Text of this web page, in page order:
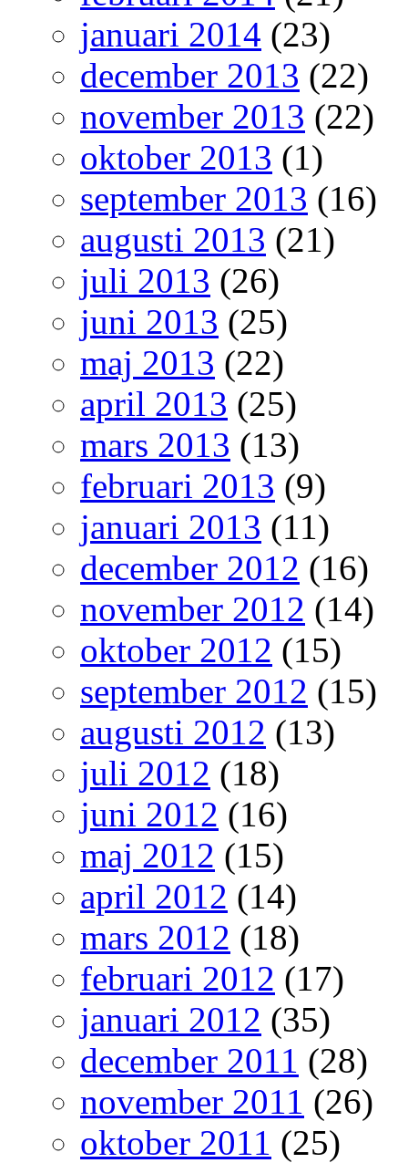
januari 2014 (23)
december 2013 (22)
november 2013 (22)
oktober 2013 (1)
september 2013 (16)
augusti 2013 (21)
juli 2013 (26)
juni 2013 (25)
maj 2013 (22)
april 2013 (25)
mars 2013 (13)
februari 2013 (9)
januari 2013 (11)
december 2012 (16)
november 2012 (14)
oktober 2012 (15)
september 2012 (15)
augusti 2012 (13)
juli 2012 (18)
juni 2012 (16)
maj 2012 (15)
april 2012 (14)
mars 2012 (18)
februari 2012 (17)
januari 2012 (35)
december 2011 (28)
november 2011 (26)
oktober 2011 (25)